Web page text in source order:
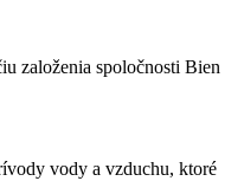
založenia spoločnosti Bien
vody a vzduchu, ktoré